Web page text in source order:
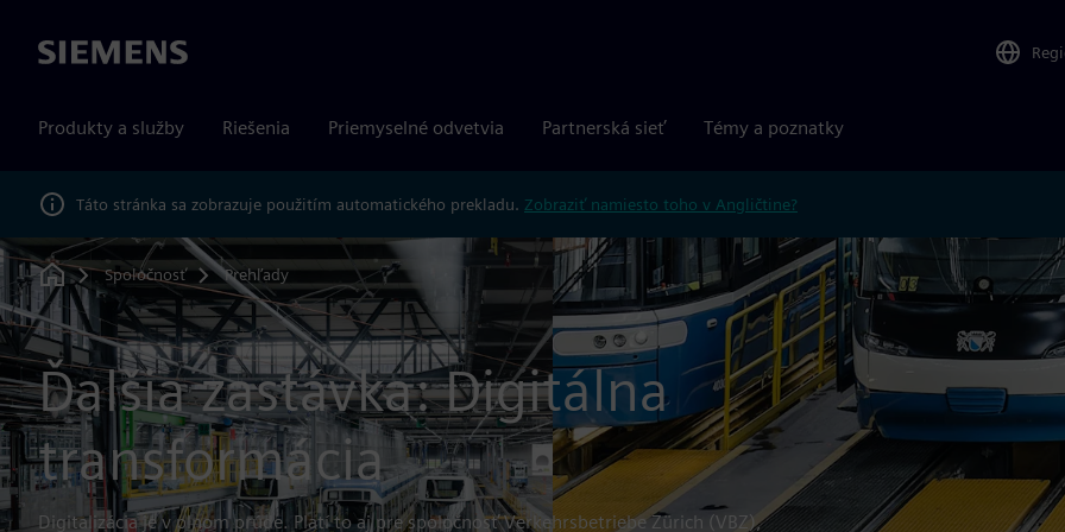
Siemens
Produkty a služby Riešenia Priemyselné odvetvia Partnerská sieť Témy a poznatky
Táto stránka sa zobrazuje použitím automatického prekladu. Zobraziť namiesto toho v Angličtine?
Home
Spoločnosť Prehľady
Ďalšia zastávka: Digitálna
transformácia
Digitalizácia je v plnom prúde. Platí to aj pre spoločnosť Verkehrsbetriebe Zürich (VBZ),